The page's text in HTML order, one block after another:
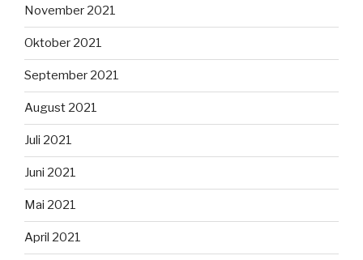
November 2021
Oktober 2021
September 2021
August 2021
Juli 2021
Juni 2021
Mai 2021
April 2021